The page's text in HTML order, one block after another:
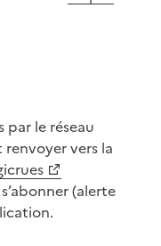
par le réseau
vers la
(alerte